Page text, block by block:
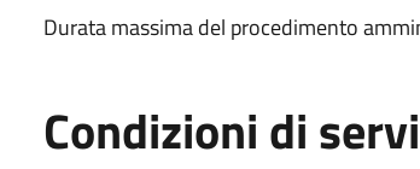
Durata massima del procedimento
Condizioni di